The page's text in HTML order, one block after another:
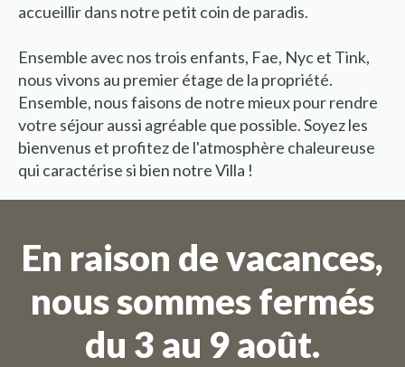
accueillir dans notre petit coin de paradis.
Ensemble avec nos trois enfants, Fae, Nyc et Tink,
nous vivons au premier étage de la propriété.
Ensemble, nous faisons de notre mieux pour rendre
votre séjour aussi agréable que possible. Soyez les
bienvenus et profitez de l'atmosphère chaleureuse
qui caractérise si bien notre Villa !
En raison de vacances,
nous sommes fermés
du 3 au 9 août.
Les commandes ne sont pas
possibles pour la période du 27
juillet au 11 août.
En raison de la période de